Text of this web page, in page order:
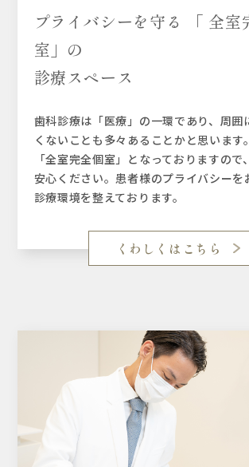
プライバシーを守る 「 全室
室」の
診療スペース
歯科診療は「医療」の一環であり、周囲
くないことも多々あることかと思います
「全室完全個室」となっておりますので
安心ください。患者様のプライバシーを
診療環境を整えております。
くわしくはこちら